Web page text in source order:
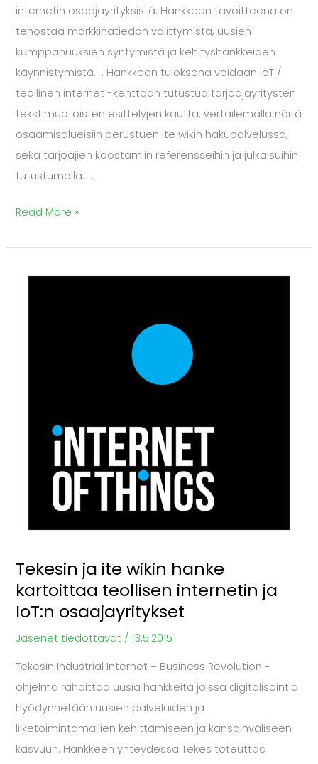
internetin osaajayrityksistä. Hankkeen tavoitteena on
tehostaa markkinatiedon välittymistä, uusien
kumppanuuksien syntymistä ja kehityshankkeiden
käynnistymistä. . Hankkeen tuloksena voidaan IoT /
teollinen internet -kenttään tutustua tarjoajayritysten
tekstimuotoisten esittelyjen kautta, vertailemalla näitä
osaamisalueisiin perustuen ite wikin hakupalvelussa,
sekä tarjoajien koostamiin referensseihin ja julkaisuihin
tutustumalla. .
Read More »
Tekesin ja ite wikin hanke
kartoittaa teollisen internetin ja
IoT:n osaajayritykset
Jäsenet tiedottavat /13.5.2015
Tekesin Industrial Internet – Business Revolution -
ohjelma rahoittaa uusia hankkeita joissa digitalisointia
hyödynnetään uusien palveluiden ja
liiketoimintamallien kehittämiseen ja kansainväliseen
kasvuun. Hankkeen yhteydessä Tekes toteuttaa
osaajayritykset